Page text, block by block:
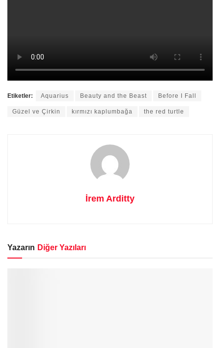
Etiketler: Aquarius Beauty and the Beast Before I Fall
Güzel ve Çirkin kırmızı kaplumbağa the red turtle
İrem Arditty
Yazarın Diğer Yazıları